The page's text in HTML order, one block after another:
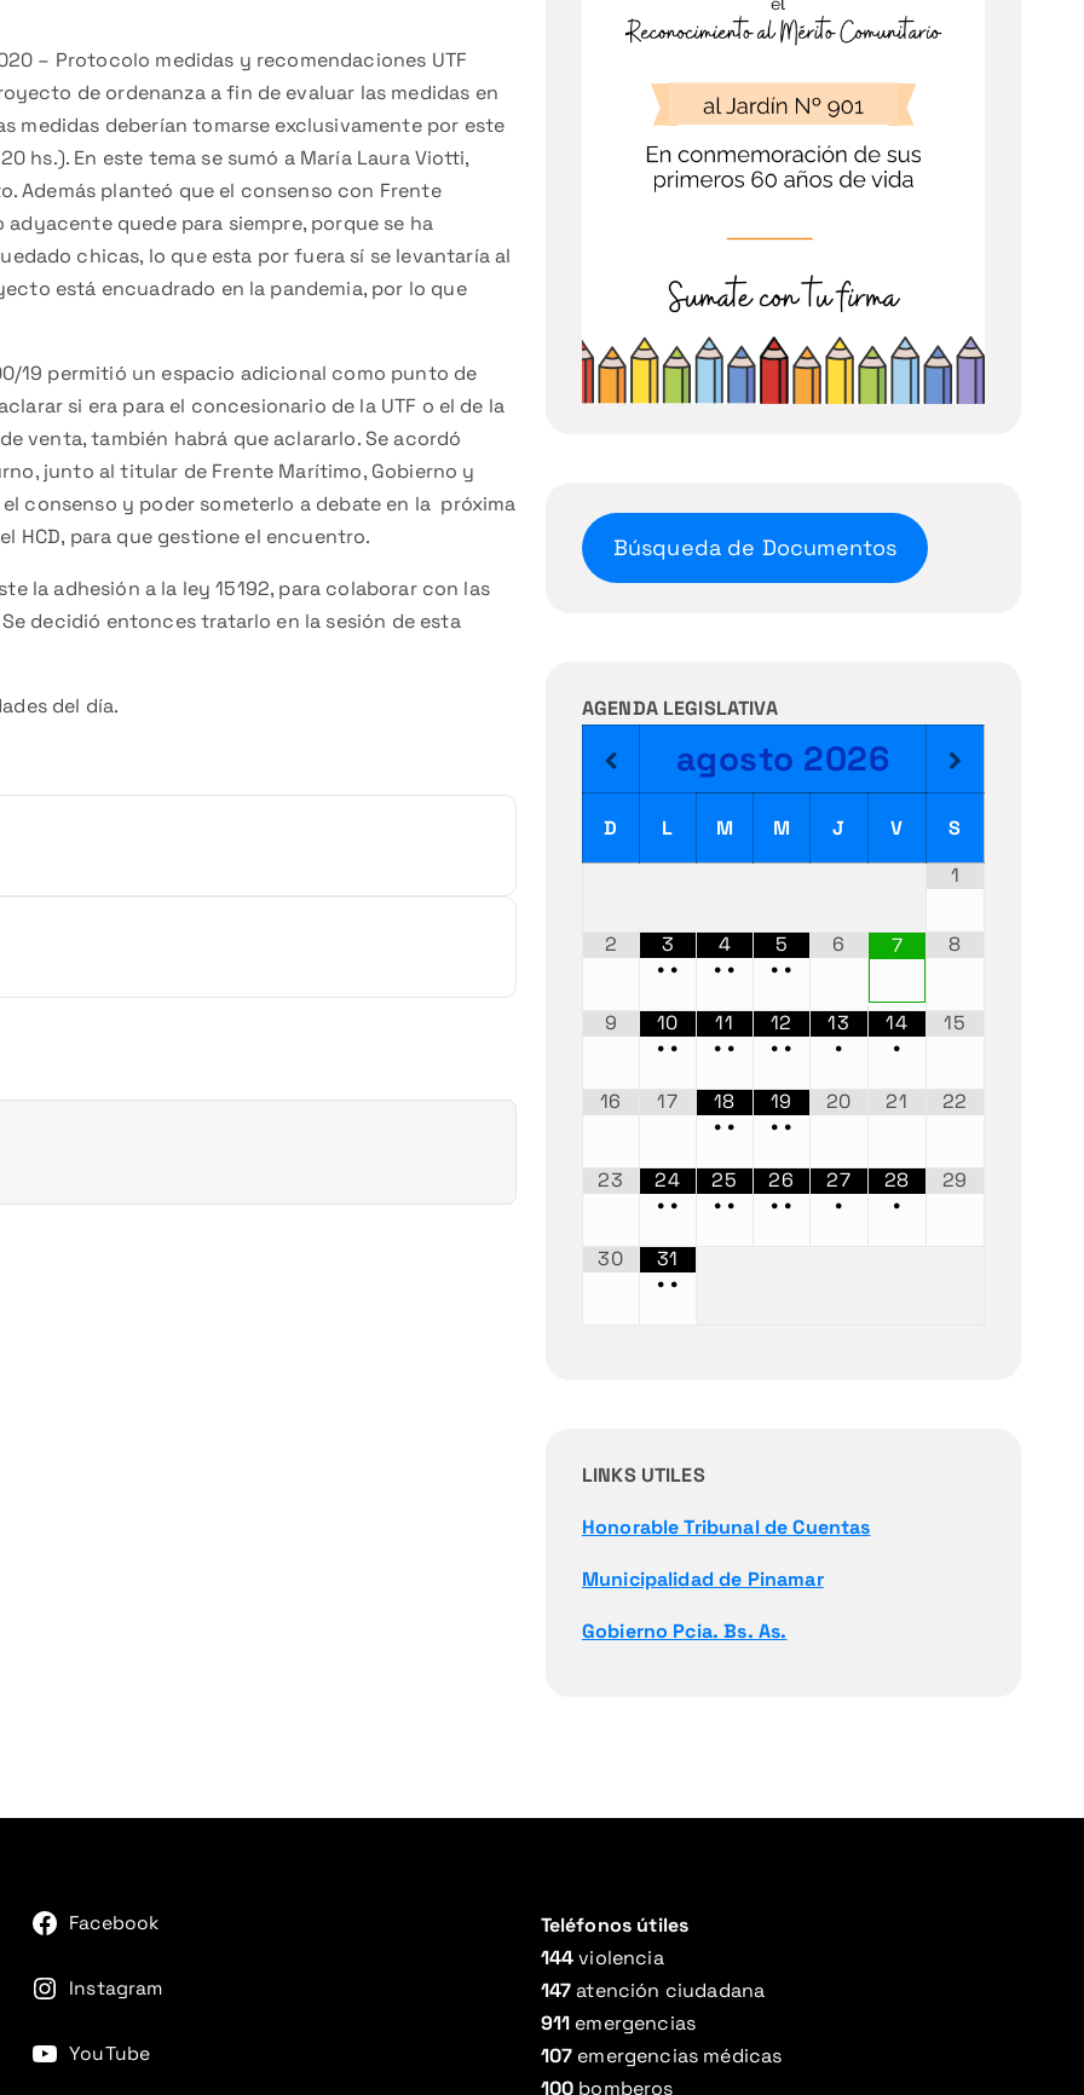
– Protocolo medidas y recomendaciones UTF
de ordenanza a fin de evaluar las medidas en
medidas deberían tomarse exclusivamente por este
hs.). En este tema se sumó a María Laura Viotti,
Además planteó que el consenso con Frente
quede para siempre, porque se ha
chicas, lo que esta por fuera sí se levantaría al
está encuadrado en la pandemia, por lo que
19 permitió un espacio adicional como punto de
si era para el concesionario de la UTF o el de la
venta, también habrá que aclararlo. Se acordó
junto al titular de Frente Marítimo, Gobierno y
consenso y poder someterlo a debate en la próxima
HCD, para que gestione el encuentro.
la adhesión a la ley 15192, para colaborar con las
decidió entonces tratarlo en la sesión de esta
del día.
Búsqueda de Documentos
AGENDA LEGISLATIVA
agosto 2026
D L M M J V
S
1
2
3
• •
4
• •
5
• •
6 7 8
9
10
• •
11
• •
12
• •
13
•
14
•
15
16 17
18
• •
19
• •
20 21 22
23
24
• •
25
• •
26
• •
27
•
28
•
29
30
31
• •
LINKS UTILES
Honorable Tribunal de Cuentas
Municipalidad de Pinamar
Gobierno Pcia. Bs. As.
Facebook
Instagram
YouTube
Teléfonos útiles
144violencia
147atención ciudadana
911 emergencias
107 emergencias médicas
100 bomberos